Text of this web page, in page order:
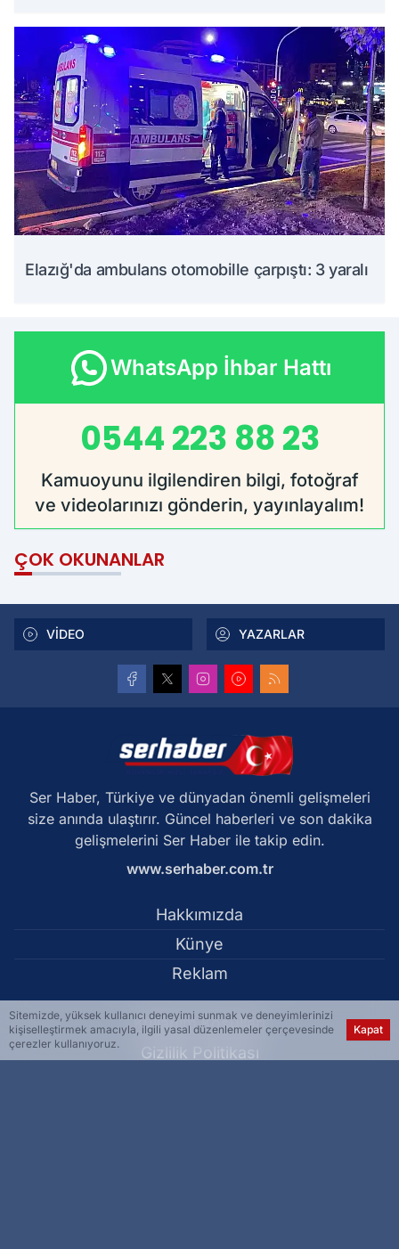
Elazığ'da ambulans otomobille çarpıştı: 3 yaralı
WhatsApp İhbar Hattı
0544 223 88 23
Kamuoyunu ilgilendiren bilgi, fotoğraf
ve videolarınızı gönderin, yayınlayalım!
ÇOK OKUNANLAR
VİDEO YAZARLAR
Ser Haber, Türkiye ve dünyadan önemli gelişmeleri
size anında ulaştırır. Güncel haberleri ve son dakika
gelişmelerini Ser Haber ile takip edin.
www.serhaber.com.tr
Hakkımızda
Künye
Reklam
Kullanım Koşulları
Gizlilik Politikası
Sitemizde, yüksek kullanıcı deneyimi sunmak ve deneyimlerinizi
kişiselleştirmek amacıyla, ilgili yasal düzenlemeler çerçevesinde
çerezler kullanıyoruz.
Kapat